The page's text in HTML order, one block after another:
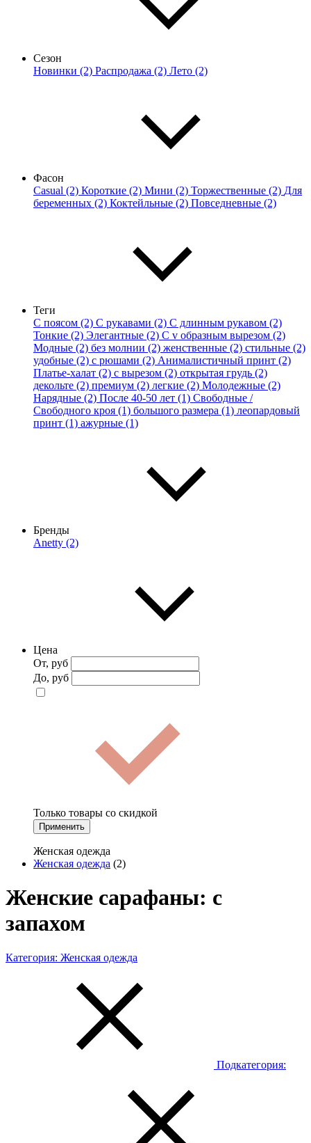
Сезон
Новинки (2) Распродажа (2) Лето (2)
Фасон
Casual (2) Короткие (2) Мини (2) Торжественные (2) Для
беременных (2) Коктейльные (2) Повседневные (2)
Теги
С поясом (2) С рукавами (2) С длинным рукавом (2)
Тонкие (2) Элегантные (2) С v образным вырезом (2)
Модные (2) без молнии (2) женственные (2) стильные (2)
удобные (2) с рюшами (2) Анималистичный принт (2)
Платье-халат (2) с вырезом (2) открытая грудь (2)
декольте (2) премиум (2) легкие (2) Молодежные (2)
Нарядные (2) После 40-50 лет (1) Свободные /
Свободного кроя (1) большого размера (1) леопардовый
принт (1) ажурные (1)
Бренды
Anetty (2)
Цена
От, руб
До, руб
Только товары со скидкой
Применить
Женская одежда
Женская одежда (2)
Женские сарафаны: с
запахом
Категория: Женская одежда
Подкатегория: